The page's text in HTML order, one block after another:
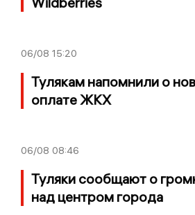
06/08 15:20
Тулякам напомнили о
оплате ЖКХ
06/08 08:46
Туляки сообщают о
над центром города